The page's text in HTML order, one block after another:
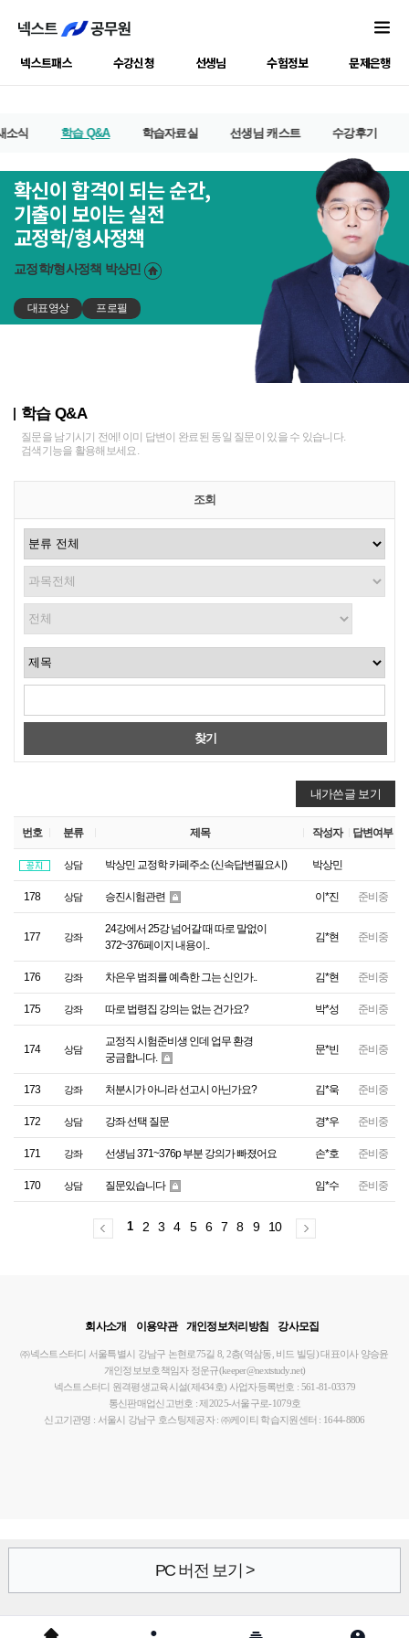
넥스트패스 수강신청 선생님 수험정보 문제은행
소식 학습 Q&A 학습자료실 선생님 캐스트 수강후기
확신이 합격이 되는 순간,
기출이 보이는 실전
교정학/형사정책
교정학/형사정책 박상민
대표영상 프로필
학습 Q&A
질문을 남기시기 전에! 이미 답변이 완료된 동일 질문이 있을 수 있습니다.
검색기능을 활용해보세요.
조회
찾기
내가쓴글 보기
번호 분류 제목 작성자 답변여부
상담 박상민 교정학 카페주소 (신속답변필요시) 박상민
178 상담 승진시험관련 이*진 준비중
177 강좌
24강에서 25강 넘어갈 때 따로 말없이
372~376페이지 내용이..
김*현 준비중
176 강좌 차은우 범죄를 예측한 그는 신인가.. 김*현 준비중
175 강좌 따로 법령집 강의는 없는 건가요? 박*성 준비중
174 상담
교정직 시험준비생 인데 업무 환경
궁금합니다.
문*빈 준비중
173 강좌 처분시가 아니라 선고시 아닌가요? 김*욱 준비중
172 상담 강좌 선택 질문 경*우 준비중
171 강좌 선생님 371~376p 부분 강의가 빠졌어요 손*호 준비중
170 상담 질문있습니다 임*수 준비중
1 2 3 4 5 6 7 8 9 10
회사소개 이용약관 개인정보처리방침 강사모집
㈜넥스트스터디 서울특별시 강남구 논현로75길 8, 2층(역삼동, 비드 빌딩)대표이사 양승윤
개인정보보호책임자 정운규(keeper@nextstudy.net)
넥스트스터디 원격평생교육시설(제434호) 사업자등록번호 : 561-81-03379
통신판매업신고번호 : 제2025-서울구로-1079호
신고기관명 : 서울시 강남구 호스팅제공자 : ㈜케이티 학습지원센터 : 1644-8806
PC 버전 보기 >